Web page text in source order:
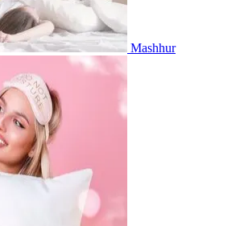
Mashhur